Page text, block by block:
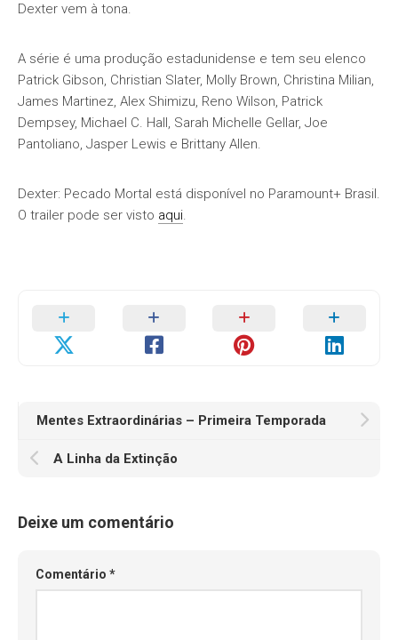
Dexter vem à tona.
A série é uma produção estadunidense e tem seu elenco
Patrick Gibson, Christian Slater, Molly Brown, Christina Milian,
James Martinez, Alex Shimizu, Reno Wilson, Patrick
Dempsey, Michael C. Hall, Sarah Michelle Gellar, Joe
Pantoliano, Jasper Lewis e Brittany Allen.
Dexter: Pecado Mortal está disponível no Paramount+ Brasil.
O trailer pode ser visto aqui.
Mentes Extraordinárias – Primeira Temporada
A Linha da Extinção
Deixe um comentário
Comentário *